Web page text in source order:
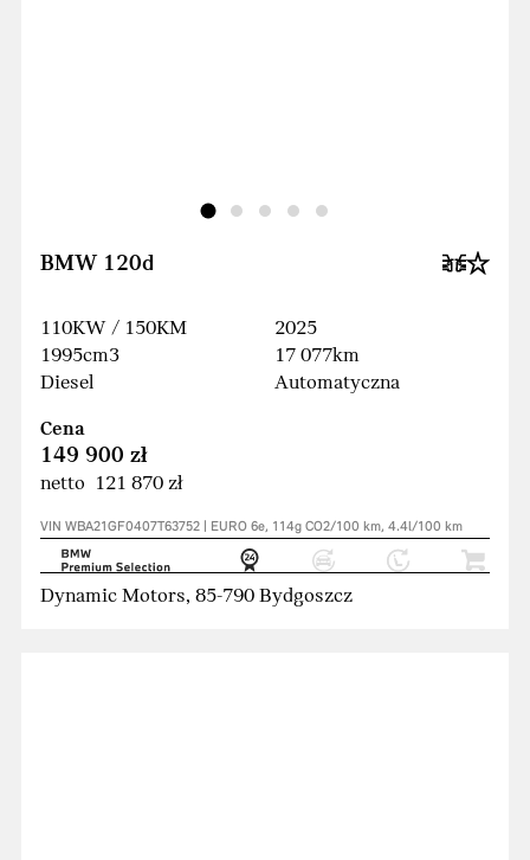
BMW 120d
110KW / 150KM
1995cm3
Diesel
2025
17 077km
Automatyczna
Cena
149 900 zł
netto 121 870 zł
VIN WBA21GF0407T63752 | EURO 6e, 114g CO2/100 km, 4.4l/100 km
Dynamic Motors, 85-790 Bydgoszcz